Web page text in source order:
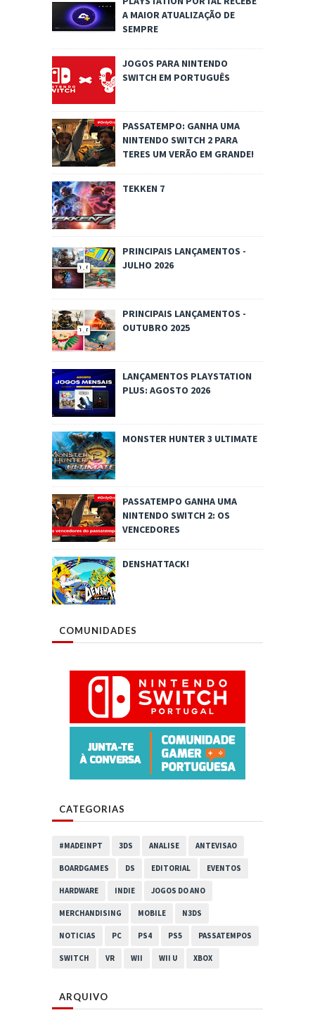
A MAIOR ATUALIZAÇÃO DE
SEMPRE
JOGOS PARA NINTENDO
SWITCH EM PORTUGUÊS
PASSATEMPO: GANHA UMA
NINTENDO SWITCH 2 PARA
TERES UM VERÃO EM GRANDE!
TEKKEN 7
PRINCIPAIS LANÇAMENTOS -
JULHO 2026
PRINCIPAIS LANÇAMENTOS -
OUTUBRO 2025
LANÇAMENTOS PLAYSTATION
PLUS: AGOSTO 2026
MONSTER HUNTER 3 ULTIMATE
PASSATEMPO GANHA UMA
NINTENDO SWITCH 2: OS
VENCEDORES
DENSHATTACK!
COMUNIDADES
CATEGORIAS
#MADEINPT 3DS ANALISE ANTEVISAO
BOARDGAMES DS EDITORIAL EVENTOS
HARDWARE INDIE JOGOS DO ANO
MERCHANDISING MOBILE N3DS
NOTICIAS PC PS4 PS5 PASSATEMPOS
SWITCH VR WII WII U XBOX
ARQUIVO